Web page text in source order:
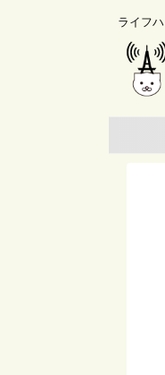
ライフ